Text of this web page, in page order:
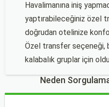
Havalimanına iniş
yaptırabileceğiniz özel
doğrudan otelinize
Özel transfer seçeneği,
kalabalık gruplar için
Neden